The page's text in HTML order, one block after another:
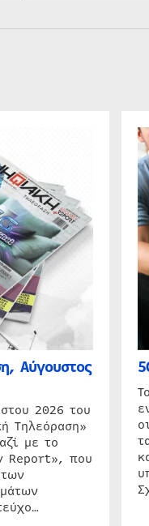
Αύγουστος
2026 του
Τηλεόραση»
με το
Report», που